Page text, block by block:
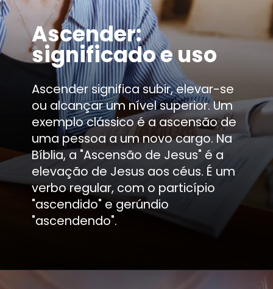
Ascender significa subir, elevar-se
ou alcançar um nível superior. Um
exemplo clássico é a ascensão de
uma pessoa a um novo cargo. Na
Bíblia, a "Ascensão de Jesus" é a
elevação de Jesus aos céus. É um
verbo regular, com o particípio
"ascendido" e gerúndio
"ascendendo".
Ascender:
significado e uso